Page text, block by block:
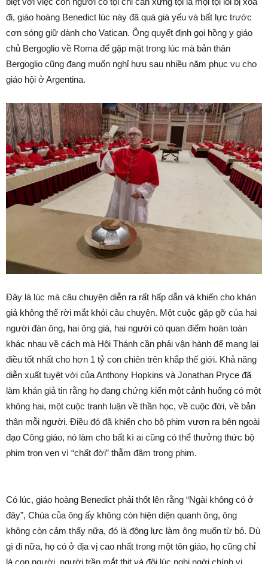
đi, giáo hoàng Benedict lúc này đã quá già yếu và bất lực trước
cơn sóng giữ dành cho Vatican. Ông quyết định gọi hồng y giáo
chủ Bergoglio về Roma để gặp mặt trong lúc mà bản thân
Bergoglio cũng đang muốn nghỉ hưu sau nhiều năm phục vụ cho
giáo hội ở Argentina.
Đây là lúc mà câu chuyện diễn ra rất hấp dẫn và khiến cho khán
giả không thể rời mắt khỏi câu chuyện. Một cuộc gặp gỡ của hai
người đàn ông, hai ông già, hai người có quan điểm hoàn toàn
khác nhau về cách mà Hội Thánh cần phải vận hành để mang lại
điều tốt nhất cho hơn 1 tỷ con chiên trên khắp thế giới. Khả năng
diễn xuất tuyệt vời của Anthony Hopkins và Jonathan Pryce đã
làm khán giả tin rằng họ đang chứng kiến một cảnh huống có một
không hai, một cuộc tranh luận về thần học, về cuộc đời, về bản
thân mỗi người. Điều đó đã khiến cho bộ phim vươn ra bên ngoài
đạo Công giáo, nó làm cho bất kì ai cũng có thể thưởng thức bộ
phim trọn vẹn vì “chất đời” thẫm đâm trong phim.
Có lúc, giáo hoàng Benedict phải thốt lên rằng “Ngài không có ở
đây”, Chúa của ông ấy không còn hiện diện quanh ông, ông
không còn cảm thấy nữa, đó là động lực làm ông muốn từ bỏ. Dù
gì đi nữa, họ có ở địa vị cao nhất trong một tôn giáo, họ cũng chỉ
là con người, người trần mắt thịt và đôi lúc nghi ngời chính vị